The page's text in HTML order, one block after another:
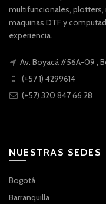
multifuncionales, plotters,
maquinas DTF y
experiencia.
Av. Boyacá #56A-09 ,
(+57 1) 4299614
(+57) 320 847 66 28
NUESTRAS SEDES
Bogotá
Barranquilla